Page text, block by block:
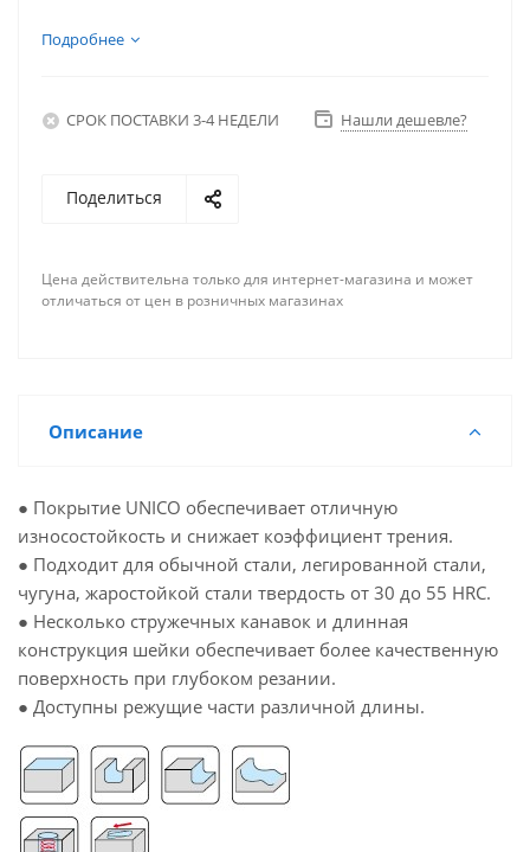
Подробнее
СРОК ПОСТАВКИ 3-4 НЕДЕЛИ Нашли дешевле?
Поделиться
Цена действительна только для интернет-магазина и может
отличаться от цен в розничных магазинах
Описание
● Покрытие UNICO обеспечивает отличную
износостойкость и снижает коэффициент трения.
● Подходит для обычной стали, легированной стали,
чугуна, жаростойкой стали твердость от 30 до 55 HRC.
● Несколько стружечных канавок и длинная
конструкция шейки обеспечивает более качественную
поверхность при глубоком резании.
● Доступны режущие части различной длины.